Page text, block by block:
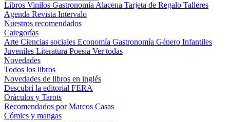
Libros Vinilos Gastronomía Alacena Tarjeta de Regalo Talleres
Agenda Revista Intervalo
Nuestros recomendados
Categorías
Arte Ciencias sociales Economía Gastronomía Género Infantiles
Juveniles Literatura Poesía Ver todas
Novedades
Todos los libros
Novedades de libros en inglés
Descubrí la editorial FERA
Oráculos y Tarots
Recomendados por Marcos Casas
Cómics y mangas